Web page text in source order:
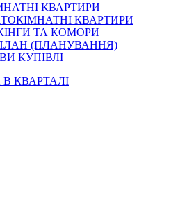
КВАРТИРИ
КВАРТИРИ
ТА КОМОРИ
(ПЛАНУВАННЯ)
КУПІВЛІ
КВАРТАЛІ